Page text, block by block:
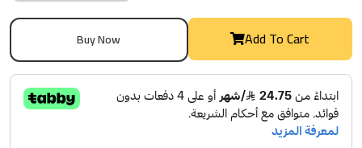
Add To Cart
Buy Now